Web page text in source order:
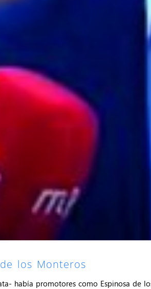
los Monteros
había promotores como Espinosa de